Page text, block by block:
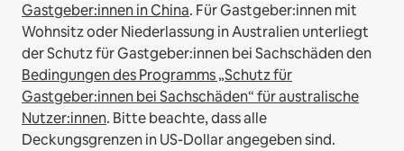
Gastgeber:innen in China. Für Gastgeber:innen mit
Wohnsitz oder Niederlassung in Australien unterliegt
der Schutz für Gastgeber:innen bei Sachschäden den
Bedingungen des Programms „Schutz für
Gastgeber:innen bei Sachschäden“ für australische
Nutzer:innen. Bitte beachte, dass alle
Deckungsgrenzen in US-Dollar angegeben sind.